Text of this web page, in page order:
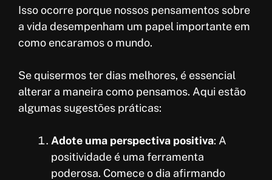
Isso ocorre porque nossos pensamentos sobre
a vida desempenham um papel importante em
como encaramos o mundo.
Se quisermos ter dias melhores, é essencial
alterar a maneira como pensamos. Aqui estão
algumas sugestões práticas:
Adote uma perspectiva positiva: A
positividade é uma ferramenta
poderosa. Comece o dia afirmando